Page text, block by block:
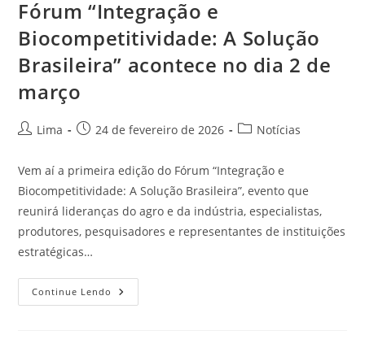
Fórum “Integração e
Biocompetitividade: A Solução
Brasileira” acontece no dia 2 de
março
Lima 24 de fevereiro de 2026 Notícias
Vem aí a primeira edição do Fórum “Integração e
Biocompetitividade: A Solução Brasileira”, evento que
reunirá lideranças do agro e da indústria, especialistas,
produtores, pesquisadores e representantes de instituições
estratégicas…
Continue Lendo